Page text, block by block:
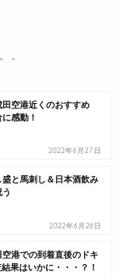
田空港近くのおすすめ
感動！
2022年6月27日
盛と馬刺し＆日本酒飲み
2022年6月26日
空港での到着直後のドキ
果はいかに・・・？！